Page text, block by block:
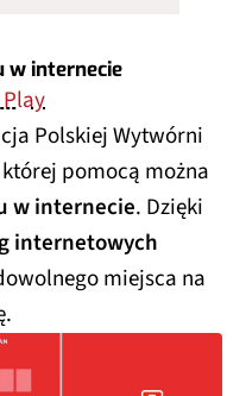
w internecie
Polskiej Wytwórni
pomocą można
w internecie. Dzięki
internetowych
miejsca na